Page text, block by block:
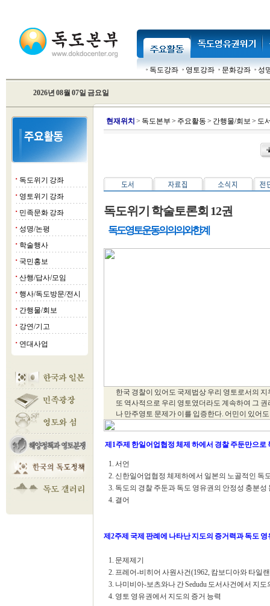
독도강좌 영토강좌 문화강좌 성
2026년 08월 07일 금요일
■ 독도위기 강좌
■ 영토위기 강좌
■ 민족문화 강좌
■ 성명/논평
■ 학술행사
■ 국민홍보
■ 산행/답사/모임
■ 행사/독도방문/전시
■ 간행물/회보
■ 강연/기고
■ 연대사업
현재위치 > 독도본부 > 주요활동 > 간행물/회보 > 도
독도위기 학술토론회 12권
독도 영토운동의 의의와 한계
한국 경찰이 있어도 국제법상 우리 영토로서의
또 역사적으로 우리 영토였더라도 계속하여 그
나 만주영토 문제가 이를 입증한다. 어민이 있어
제1주제 한일어업협정 체제 하에서 경찰 주둔만으로
1. 서언
2. 신한일어업협정 체제하에서 일본의 노골적인 독
3. 독도의 경찰 주둔과 독도 영유권의 안정성 충분성
4. 결어
제2주제 국제 판례에 나타난 지도의 증거력과 독도 영
1. 문제제기
2. 프레어-비히어 사원사건(1962, 캄보디아와 타일
3. 나미비아-보츠와나 간 Sedudu 도서사건에서 지도
4. 영토 영유권에서 지도의 증거 능력